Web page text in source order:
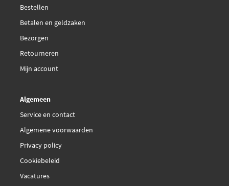
Bestellen
Betalen en geldzaken
Bezorgen
Retourneren
Mijn account
Algemeen
Service en contact
Algemene voorwaarden
Privacy policy
Cookiebeleid
Vacatures